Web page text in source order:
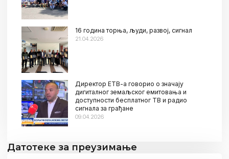
16 година торња, људи, развој, сигнал
21.04.2026
Директор ЕТВ-а говорио о значају
дигиталног земаљског емитовања и
доступности бесплатног ТВ и радио
сигнала за грађане
09.04.2026
Датотеке за преузимање